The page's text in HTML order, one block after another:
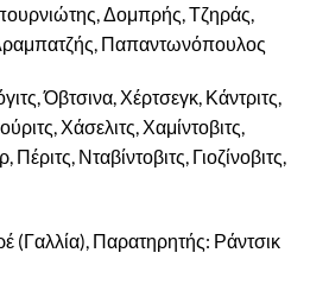
Δομπρής, Τζηράς,
Παπαντωνόπουλος
Όβτσινα, Χέρτσεγκ, Κάντριτς,
Χάσελιτς, Χαμίντοβιτς,
Πέριτς, Νταβίντοβιτς, Γιοζίνοβιτς,
(Γαλλία), Παρατηρητής: Ράντσικ